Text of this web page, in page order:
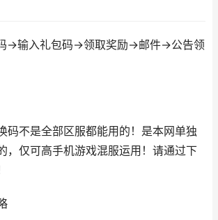
→输入礼包码→领取奖励→邮件→公告领
码不是全部区服都能用的！是本网单独
，仅可高手机游戏混服运用！请通过下